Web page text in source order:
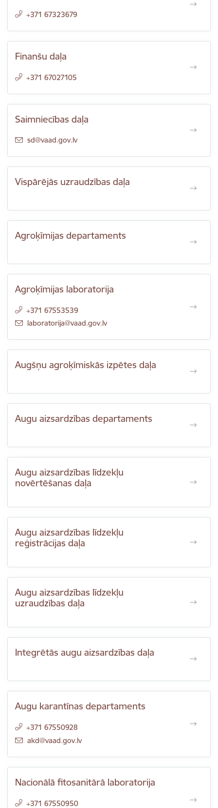
+371 67323679
Finanšu daļa
+371 67027105
Saimniecības daļa
E-pasts:
sd@vaad.gov.lv
Vispārējās uzraudzības daļa
Agroķīmijas departaments
Agroķīmijas laboratorija
+371 67553539
E-pasts:
laboratorija@vaad.gov.lv
Augšņu agroķīmiskās izpētes daļa
Augu aizsardzības departaments
Augu aizsardzības līdzekļu
novērtēšanas daļa
Augu aizsardzības līdzekļu
reģistrācijas daļa
Augu aizsardzības līdzekļu
uzraudzības daļa
Integrētās augu aizsardzības daļa
Augu karantīnas departaments
+371 67550928
E-pasts:
akd@vaad.gov.lv
Nacionālā fitosanitārā laboratorija
+371 67550950